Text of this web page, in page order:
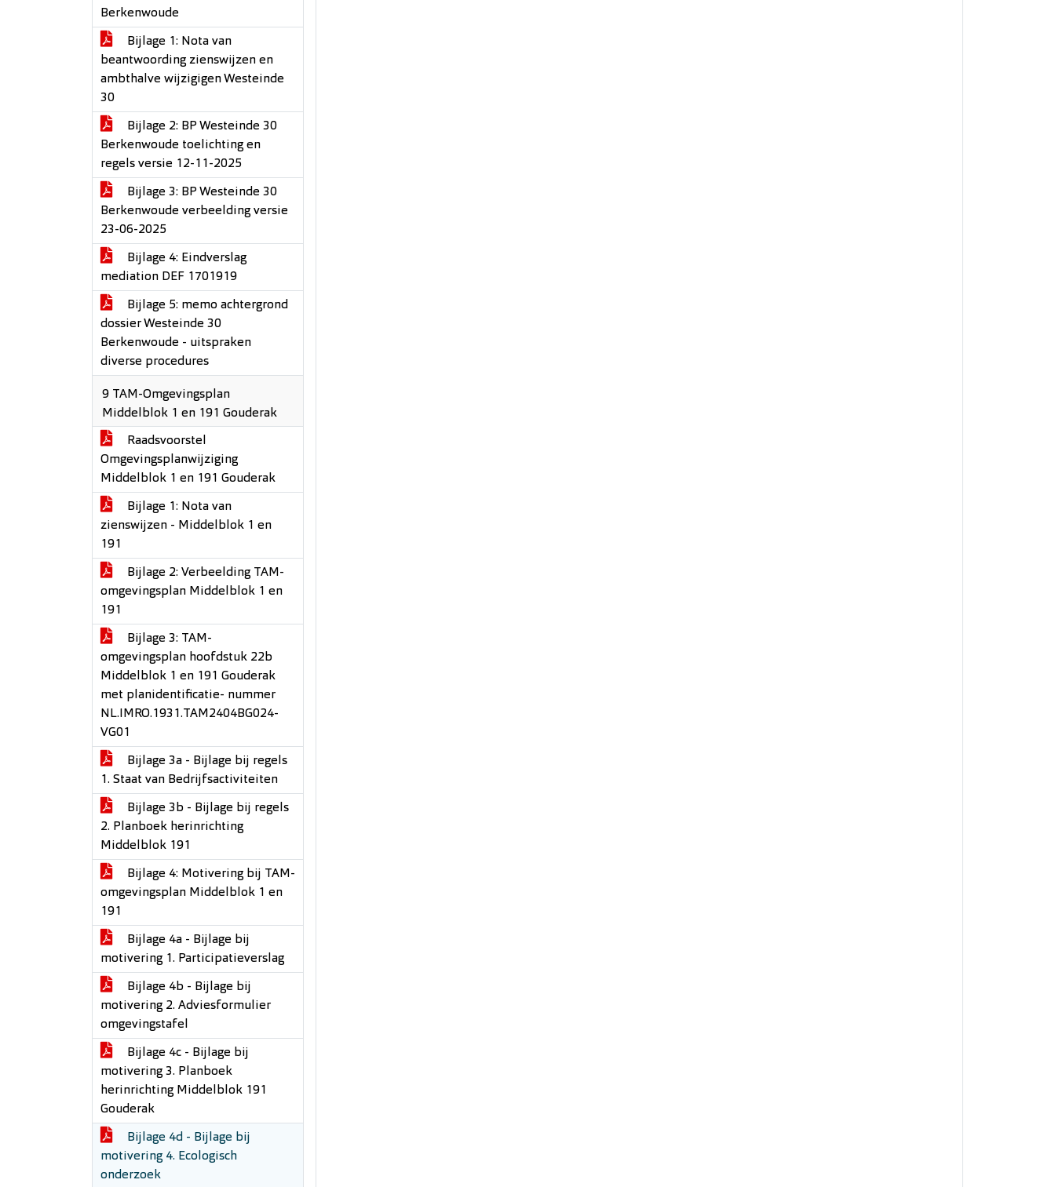
Berkenwoude
Bijlage 1: Nota van
beantwoording zienswijzen en
ambthalve wijzigigen Westeinde
30
Bijlage 2: BP Westeinde 30
Berkenwoude toelichting en
regels versie 12-11-2025
Bijlage 3: BP Westeinde 30
Berkenwoude verbeelding versie
23-06-2025
Bijlage 4: Eindverslag
mediation DEF 1701919
Bijlage 5: memo achtergrond
dossier Westeinde 30
Berkenwoude - uitspraken
diverse procedures
9 TAM-Omgevingsplan
Middelblok 1 en 191 Gouderak
Raadsvoorstel
Omgevingsplanwijziging
Middelblok 1 en 191 Gouderak
Bijlage 1: Nota van
zienswijzen - Middelblok 1 en
191
Bijlage 2: Verbeelding TAM-
omgevingsplan Middelblok 1 en
191
Bijlage 3: TAM-
omgevingsplan hoofdstuk 22b
Middelblok 1 en 191 Gouderak
met planidentificatie- nummer
NL.IMRO.1931.TAM2404BG024-
VG01
Bijlage 3a - Bijlage bij regels
1. Staat van Bedrijfsactiviteiten
Bijlage 3b - Bijlage bij regels
2. Planboek herinrichting
Middelblok 191
Bijlage 4: Motivering bij TAM-
omgevingsplan Middelblok 1 en
191
Bijlage 4a - Bijlage bij
motivering 1. Participatieverslag
Bijlage 4b - Bijlage bij
motivering 2. Adviesformulier
omgevingstafel
Bijlage 4c - Bijlage bij
motivering 3. Planboek
herinrichting Middelblok 191
Gouderak
Bijlage 4d - Bijlage bij
motivering 4. Ecologisch
onderzoek